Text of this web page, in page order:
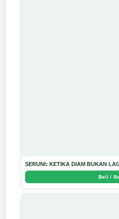
SERUNI: KETIKA DIAM BUKAN
Beli /